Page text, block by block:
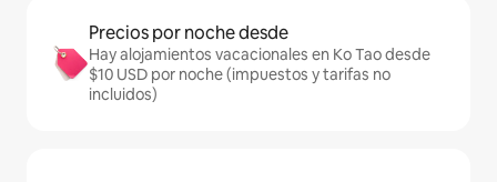
Precios por noche desde
Hay alojamientos vacacionales en Ko Tao desde
$10 USD por noche (impuestos y tarifas no
incluidos)